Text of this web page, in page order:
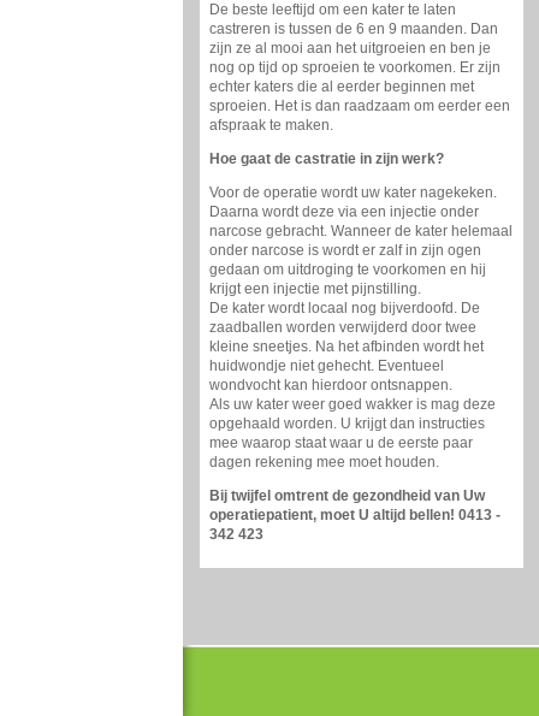
De beste leeftijd om een kater te laten
castreren is tussen de 6 en 9 maanden. Dan
zijn ze al mooi aan het uitgroeien en ben je
nog op tijd op sproeien te voorkomen. Er zijn
echter katers die al eerder beginnen met
sproeien. Het is dan raadzaam om eerder een
afspraak te maken.
Hoe gaat de castratie in zijn werk?
Voor de operatie wordt uw kater nagekeken.
Daarna wordt deze via een injectie onder
narcose gebracht. Wanneer de kater helemaal
onder narcose is wordt er zalf in zijn ogen
gedaan om uitdroging te voorkomen en hij
krijgt een injectie met pijnstilling.
De kater wordt locaal nog bijverdoofd. De
zaadballen worden verwijderd door twee
kleine sneetjes. Na het afbinden wordt het
huidwondje niet gehecht. Eventueel
wondvocht kan hierdoor ontsnappen.
Als uw kater weer goed wakker is mag deze
opgehaald worden. U krijgt dan instructies
mee waarop staat waar u de eerste paar
dagen rekening mee moet houden.
Bij twijfel omtrent de gezondheid van Uw
operatiepatient, moet U altijd bellen! 0413 -
342 423